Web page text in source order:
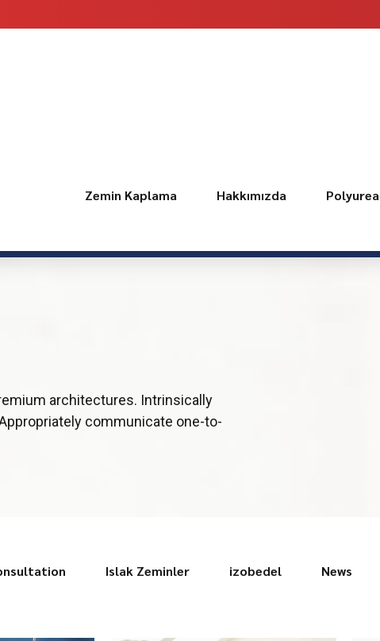
Zemin Kaplama Hakkımızda Polyurea
architectures. Intrinsically
communicate one-to-
Islak Zeminler izobedel News